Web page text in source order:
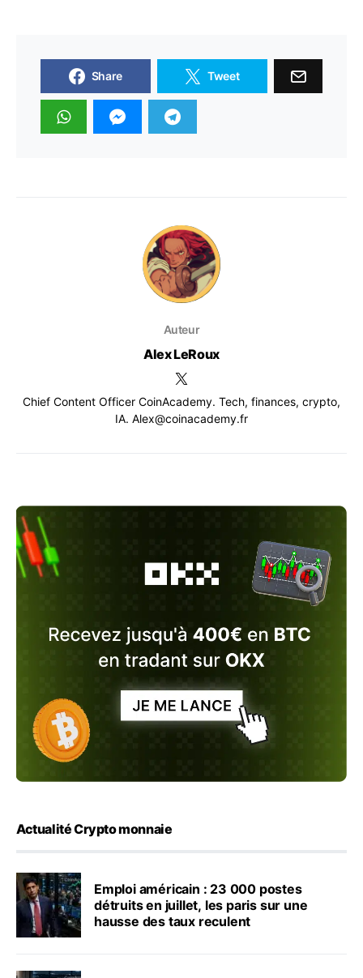
Share Tweet
Auteur
Alex LeRoux
Chief Content Officer CoinAcademy. Tech, finances, crypto,
IA. Alex@coinacademy.fr
Actualité Crypto monnaie
Emploi américain : 23 000 postes
détruits en juillet, les paris sur une
hausse des taux reculent